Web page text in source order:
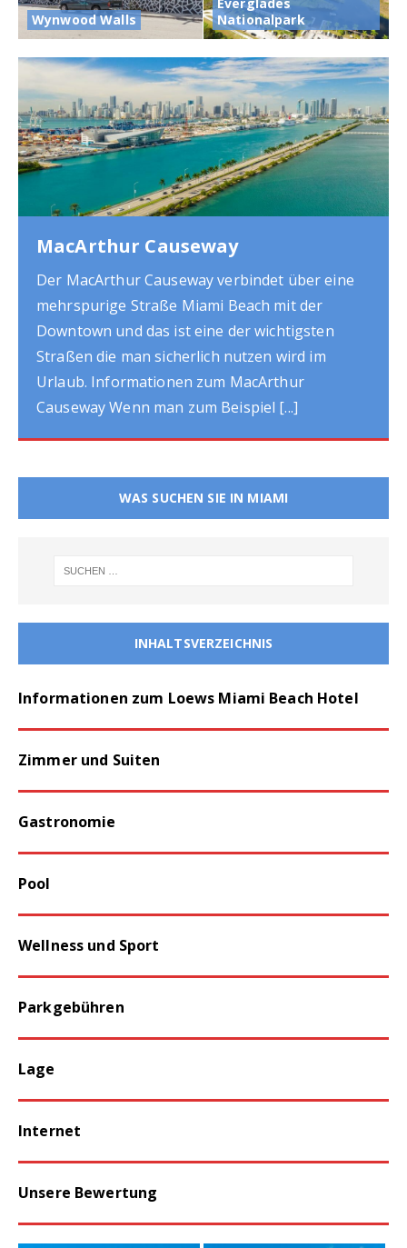
Wynwood Walls
Nationalpark
Colony Hotel
Ein bekanntes Hotel in Miami Beach ist das
Colony Hotel im berühmten Art Deco Historic
District. Man kennt dieses sicherlich aus vielen
Postkarten oder Reportagen im Fernsehen.
Informationen zum Colony Hotel In der Regel
möchten[...]
WAS SUCHEN SIE IN MIAMI
INHALTSVERZEICHNIS
Informationen zum Loews Miami Beach Hotel
Zimmer und Suiten
Gastronomie
Pool
Wellness und Sport
Parkgebühren
Lage
Internet
Unsere Bewertung